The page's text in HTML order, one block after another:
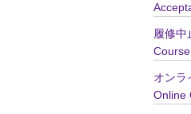
履修中
オンラ
Online